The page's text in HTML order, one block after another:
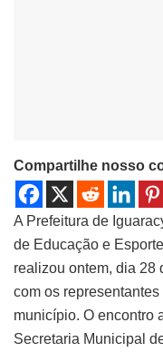
Compartilhe nosso
A Prefeitura de
de Educação e
realizou ontem, dia 28
com os
município. O encontro
Secretaria Municipal